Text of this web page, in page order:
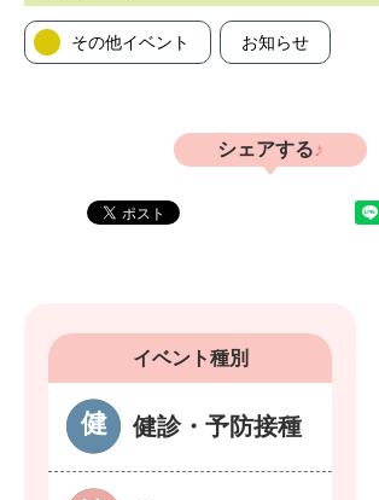
その他イベント お知らせ
シェアする
イベント種別
健診・予防接種